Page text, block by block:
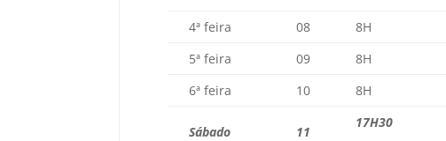
4ª feira
08
8H
5ª feira
09
8H
6ª feira
10 8H
Sábado
11
17H30